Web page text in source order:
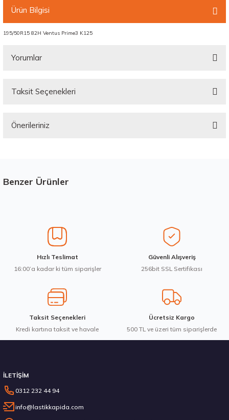
Ürün Bilgisi
195/50R15 82H Ventus Prime3 K125
Yorumlar
Taksit Seçenekleri
Önerileriniz
Görüş ve önerileriniz için teşekkür ederiz.
Ürün bilgilerinde hatalar bulunuyor.
Ürün fiyatı diğer sitelerden daha pahalı.
Bu ürüne benzer farklı alternatifler olmalı.
Benzer Ürünler
Goodyear 205/55R16 91V Eagle Sport 2 Yaz 2026
Hızlı Teslimat
16:00’a kadar ki tüm siparişler
Güvenli Alışveriş
256bit SSL Sertifikası
Taksit Seçenekleri
Kredi kartına taksit ve havale
Ücretsiz Kargo
500 TL ve üzeri tüm siparişlerde
İLETİŞİM
0312 232 44 94
info@lastikkapida.com